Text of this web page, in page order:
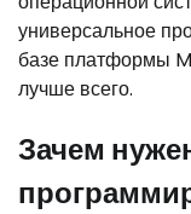
универсальное
базе платформы
лучше всего.
Зачем